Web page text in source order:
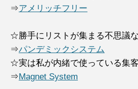
⇒アメリッチフリー
☆勝手にリストが集まる不思議
⇒パンデミックシステム
☆実は私が内緒で使っている集客
⇒Magnet System